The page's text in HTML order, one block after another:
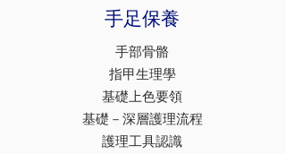
手足保養
手部骨骼
指甲生理學
基礎上色要領
基礎－深層護理流程
護理工具認識